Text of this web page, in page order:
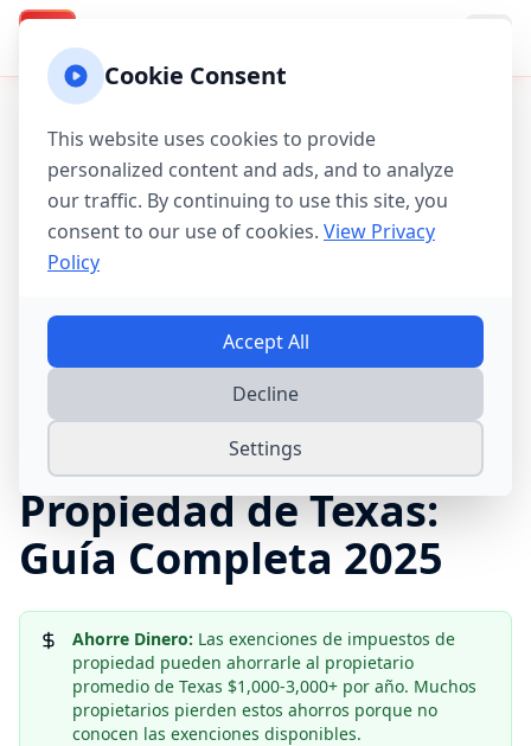
TX
Contenido en Español: Esta página ha sido
traducida al español para mejor servir a
nuestra comunidad hispanohablante. Todas las
calculadoras y guías mantienen la misma
precisión y funcionalidad que las versiones en
inglés.
Guías de Impuestos→ Exenciones de Impuestos de
Propiedad de Texas
Exenciones de
Impuestos de
Propiedad de Texas:
Guía Completa 2025
Ahorre Dinero: Las exenciones de impuestos de
propiedad pueden ahorrarle al propietario
promedio de Texas $1,000-3,000+ por año. Muchos
propietarios pierden estos ahorros porque no
conocen las exenciones disponibles.
Cookie Consent
This website uses cookies to provide
personalized content and ads, and to analyze
our traffic. By continuing to use this site, you
consent to our use of cookies. View Privacy
Policy
Accept All
Decline
Settings